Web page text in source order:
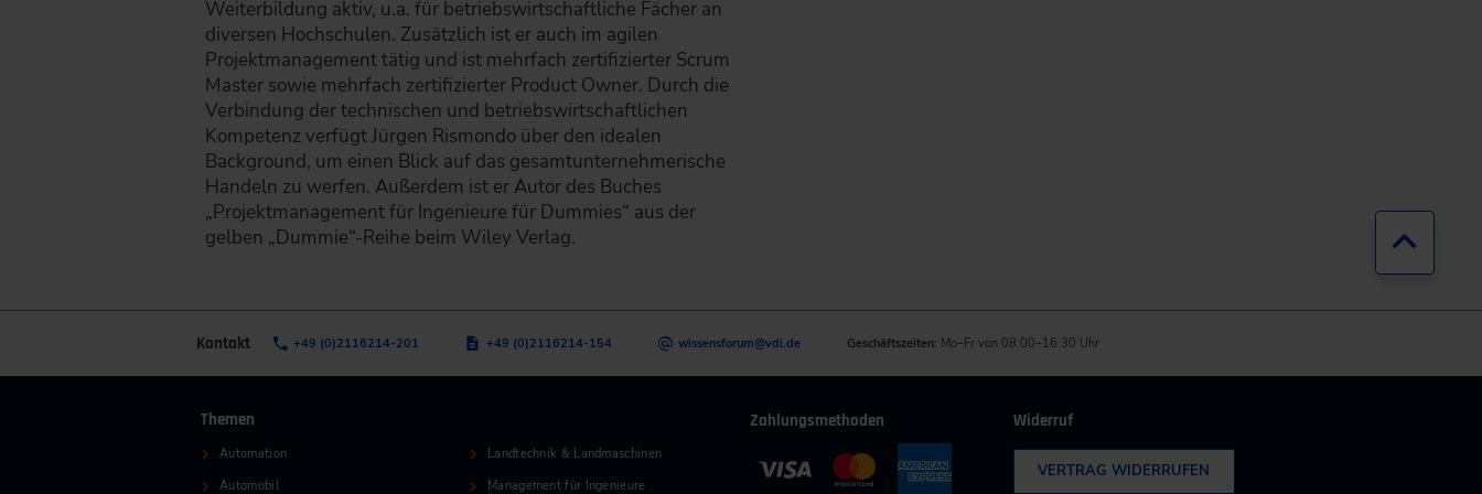
Weiterbildung aktiv, u.a. für betriebswirtschaftliche Fächer an
diversen Hochschulen. Zusätzlich ist er auch im agilen
Projektmanagement tätig und ist mehrfach zertifizierter Scrum
Master sowie mehrfach zertifizierter Product Owner. Durch die
Verbindung der technischen und betriebswirtschaftlichen
Kompetenz verfügt Jürgen Rismondo über den idealen
Background, um einen Blick auf das gesamtunternehmerische
Handeln zu werfen. Außerdem ist er Autor des Buches
„Projektmanagement für Ingenieure für Dummies“ aus der
gelben „Dummie“-Reihe beim Wiley Verlag.
Kontakt +49 (0)2116214-201 +49 (0)2116214-154 wissensforum@vdi.de Geschäftszeiten: Mo–Fr von 08:00–16:30 Uhr
Themen
Automation
Automobil
Landtechnik & Landmaschinen
Management für Ingenieure
Zahlungsmethoden Widerruf
VERTRAG WIDERRUFEN